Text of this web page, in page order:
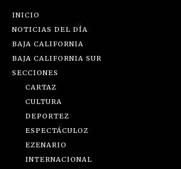
INICIO
NOTICIAS DEL DÍA
BAJA CALIFORNIA
BAJA CALIFORNIA SUR
SECCIONES
CARTAZ
CULTURA
DEPORTEZ
ESPECTÁCULOZ
EZENARIO
INTERNACIONAL